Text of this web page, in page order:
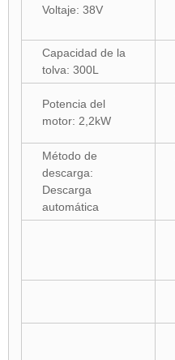
Voltaje: 38V
Capacidad de la
tolva: 300L
Potencia del
motor: 2,2kW
Método de
descarga:
Descarga
automática